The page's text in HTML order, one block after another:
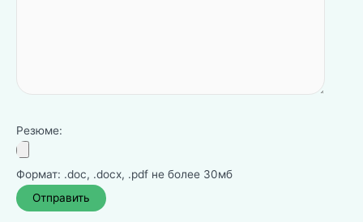
Резюме:
Формат: .doc, .docx, .pdf не более 30мб